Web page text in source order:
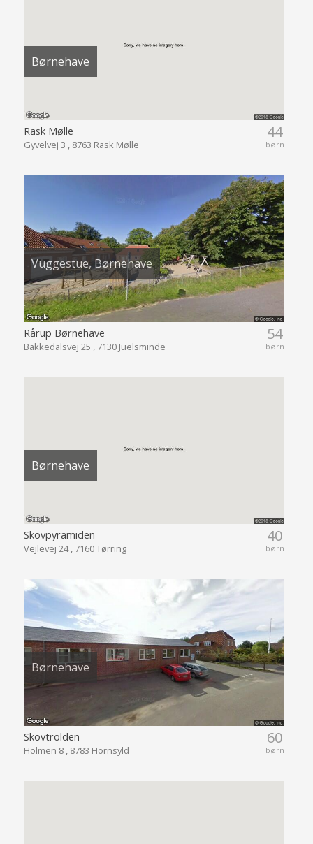
Børnehave
44
børn
Rask Mølle
Gyvelvej 3 , 8763 Rask Mølle
Vuggestue, Børnehave
54
børn
Rårup Børnehave
Bakkedalsvej 25 , 7130 Juelsminde
Børnehave
40
børn
Skovpyramiden
Vejlevej 24 , 7160 Tørring
Børnehave
60
børn
Skovtrolden
Holmen 8 , 8783 Hornsyld